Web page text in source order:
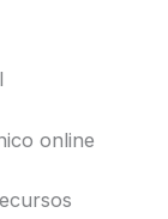
online